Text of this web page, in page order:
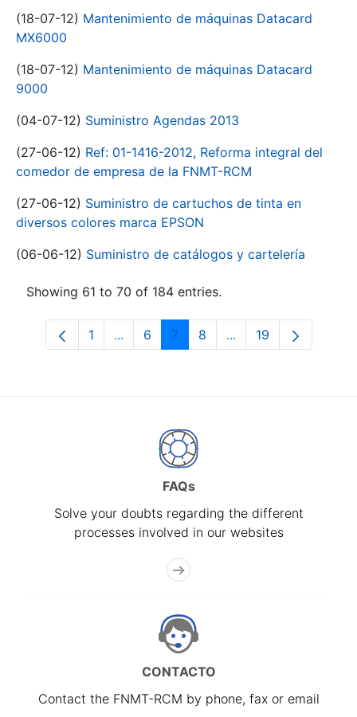
(18-07-12) Mantenimiento de máquinas Datacard
MX6000
(18-07-12) Mantenimiento de máquinas Datacard
9000
(04-07-12) Suministro Agendas 2013
(27-06-12) Ref: 01-1416-2012, Reforma integral del
comedor de empresa de la FNMT-RCM
(27-06-12) Suministro de cartuchos de tinta en
diversos colores marca EPSON
(06-06-12) Suministro de catálogos y cartelería
Showing 61 to 70 of 184 entries.
Page
1 ...Intermediate Pages Use TAB to
Page
6 Page
7 Page
8 ...Intermediate Pages
Page
19
FAQs
Solve your doubts regarding the different
processes involved in our websites
CONTACTO
Contact the FNMT-RCM by phone, fax or email